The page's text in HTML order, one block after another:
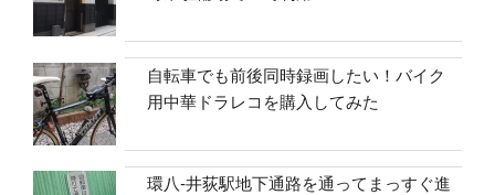
自転車でも前後同時録画したい！バイク
用中華ドラレコを購入してみた
環八-井荻駅地下通路を通ってまっすぐ進